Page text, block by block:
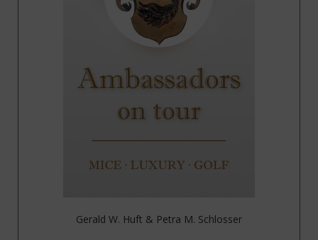
Gerald W. Huft & Petra M. Schlosser